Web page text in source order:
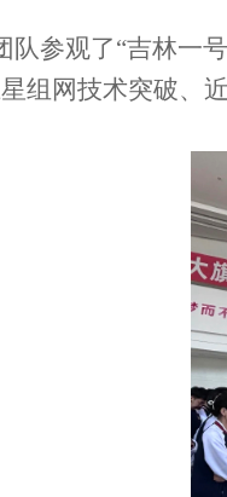
队参观了“吉林一
组网技术突破、